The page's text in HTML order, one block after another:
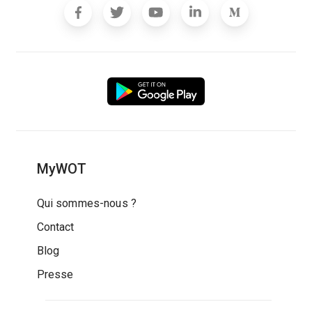
MyWOT
Qui sommes-nous ?
Contact
Blog
Presse